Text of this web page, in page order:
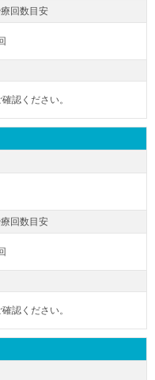
認ください。
認ください。